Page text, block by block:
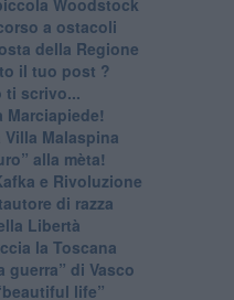
Woodstock
a ostacoli
della Regione
il tuo post ?
ti scrivo...
Marciapiede!
Malaspina
alla mèta!
e Rivoluzione
di razza
Libertà
la Toscana
guerra” di Vasco
life”